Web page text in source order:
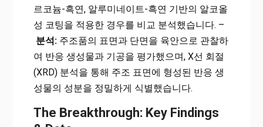
르코늄-흑연, 알루미네이트-흑연 기반의 알코올
성 코팅을 적용한 경우를 비교 분석했습니다. –
분석:주조품의 표면과 단면을 육안으로 관찰하
여 반응 생성물과 기공을 평가했으며, X선 회절
(XRD) 분석을 통해 주조 표면에 형성된 반응 생
성물의 성분을 정밀하게 식별했습니다.
The Breakthrough: Key Findings